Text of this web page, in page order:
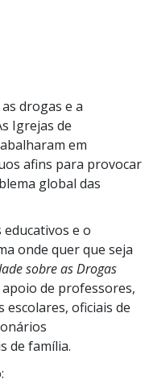
drogas e a
Igrejas de
em
afins para provocar
global das
e o
onde quer que seja
sobre as Drogas
de professores,
oficiais de
de família.